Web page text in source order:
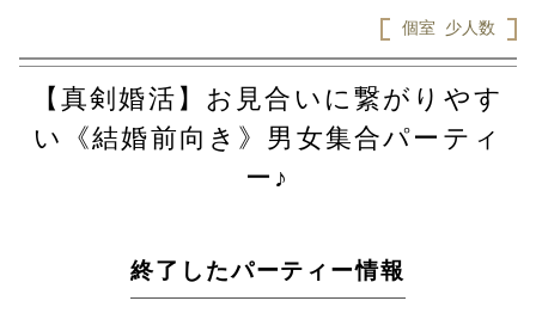
個室
少人数
【真剣婚活】お見合いに繋がりやす
い《結婚前向き》男女集合パーティ
ー♪
終了したパーティー情報